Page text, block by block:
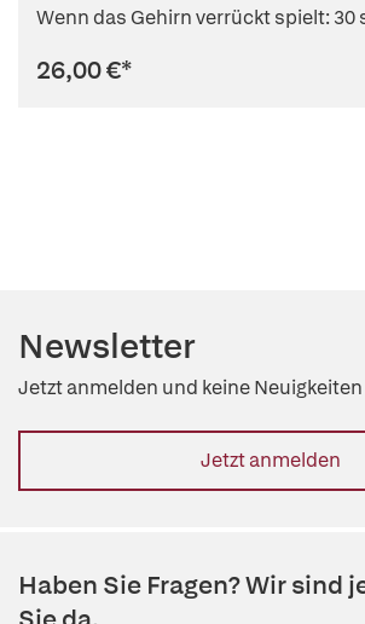
Wenn das Gehirn verrückt spielt: 30
26,00 €*
Newsletter
Jetzt anmelden und keine
Jetzt anmelden
Haben Sie Fragen? Wir sind